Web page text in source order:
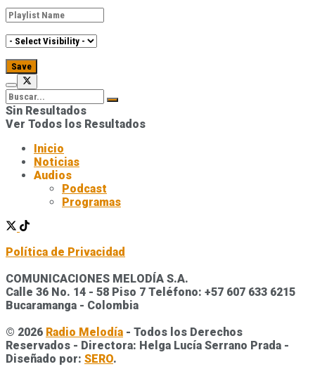
Sin Resultados
Ver Todos los Resultados
Inicio
Noticias
Audios
Podcast
Programas
Política de Privacidad
COMUNICACIONES MELODÍA S.A.
Calle 36 No. 14 - 58 Piso 7 Teléfono: +57 607 633 6215
Bucaramanga - Colombia
© 2026 Radio Melodía - Todos los Derechos
Reservados - Directora: Helga Lucía Serrano Prada -
Diseñado por: SERO.